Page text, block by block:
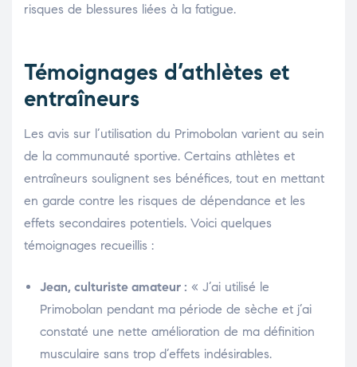
risques de blessures liées à la fatigue.
Témoignages d’athlètes et
entraîneurs
Les avis sur l’utilisation du Primobolan varient au sein
de la communauté sportive. Certains athlètes et
entraîneurs soulignent ses bénéfices, tout en mettant
en garde contre les risques de dépendance et les
effets secondaires potentiels. Voici quelques
témoignages recueillis :
Jean, culturiste amateur : « J’ai utilisé le
Primobolan pendant ma période de sèche et j’ai
constaté une nette amélioration de ma définition
musculaire sans trop d’effets indésirables.